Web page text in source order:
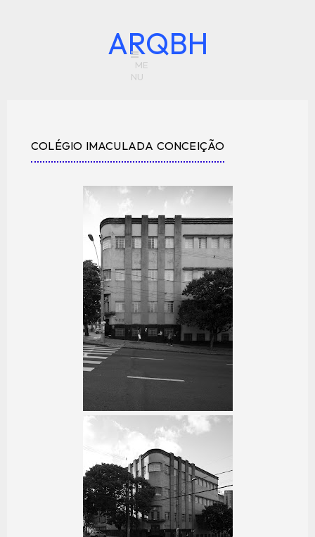
ARQBH
COLÉGIO IMACULADA CONCEIÇÃO